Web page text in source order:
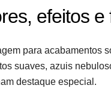
efeitos e
para acabamentos
suaves, azuis
destaque especial.